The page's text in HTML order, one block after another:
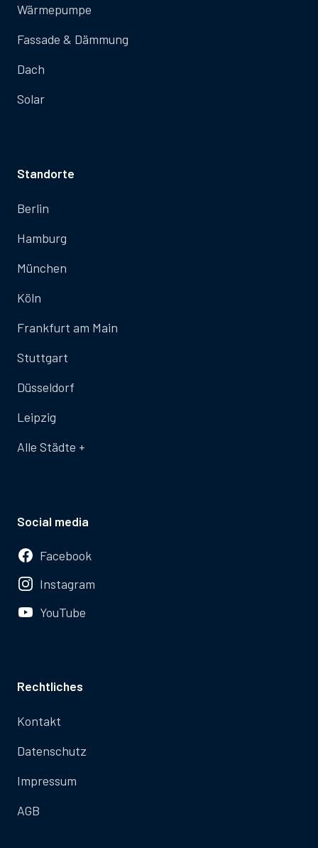
Wärmepumpe
Fassade & Dämmung
Dach
Solar
Standorte
Berlin
Hamburg
München
Köln
Frankfurt am Main
Stuttgart
Düsseldorf
Leipzig
Alle Städte +
Social media
Facebook
Instagram
YouTube
Rechtliches
Kontakt
Datenschutz
Impressum
AGB